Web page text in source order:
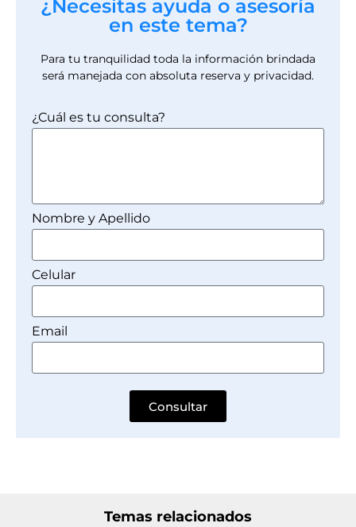
¿Necesitas ayuda o asesoría
en este tema?
Para tu tranquilidad toda la información brindada
será manejada con absoluta reserva y privacidad.
¿Cuál es tu consulta?
Nombre y Apellido
Celular
Email
Consultar
Temas relacionados